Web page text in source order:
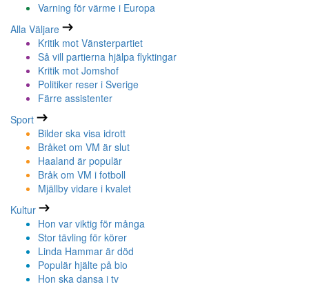
Varning för värme i Europa
Alla Väljare
Kritik mot Vänsterpartiet
Så vill partierna hjälpa flyktingar
Kritik mot Jomshof
Politiker reser i Sverige
Färre assistenter
Sport
Bilder ska visa idrott
Bråket om VM är slut
Haaland är populär
Bråk om VM i fotboll
Mjällby vidare i kvalet
Kultur
Hon var viktig för många
Stor tävling för körer
Linda Hammar är död
Populär hjälte på bio
Hon ska dansa i tv